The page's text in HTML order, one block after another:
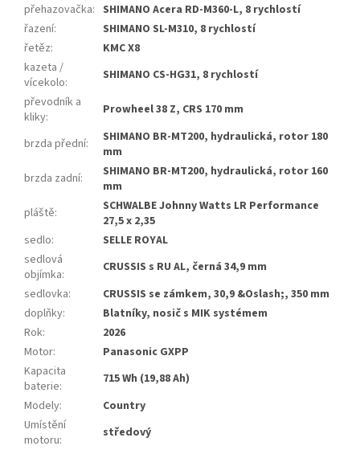
přehazovačka: SHIMANO Acera RD-M360-L, 8 rychlostí
řazení:
SHIMANO SL-M310, 8 rychlostí
řetěz:
KMC X8
kazeta /
vícekolo:
SHIMANO CS-HG31, 8 rychlostí
převodník a
kliky: Prowheel 38 Z, CRS 170 mm
brzda přední:
SHIMANO BR-MT200, hydraulická, rotor 180
mm
brzda zadní:
SHIMANO BR-MT200, hydraulická, rotor 160
mm
pláště:
SCHWALBE Johnny Watts LR Performance
27,5 x 2,35
sedlo:
SELLE ROYAL
sedlová
objímka:
CRUSSIS s RU AL, černá 34,9 mm
sedlovka:
CRUSSIS se zámkem, 30,9 &Oslash;, 350 mm
doplňky:
Blatníky, nosič s MIK systémem
Rok:
2026
Motor:
Panasonic GXPP
Kapacita
baterie:
715 Wh (19,88 Ah)
Modely:
Country
Umístění
motoru:
středový